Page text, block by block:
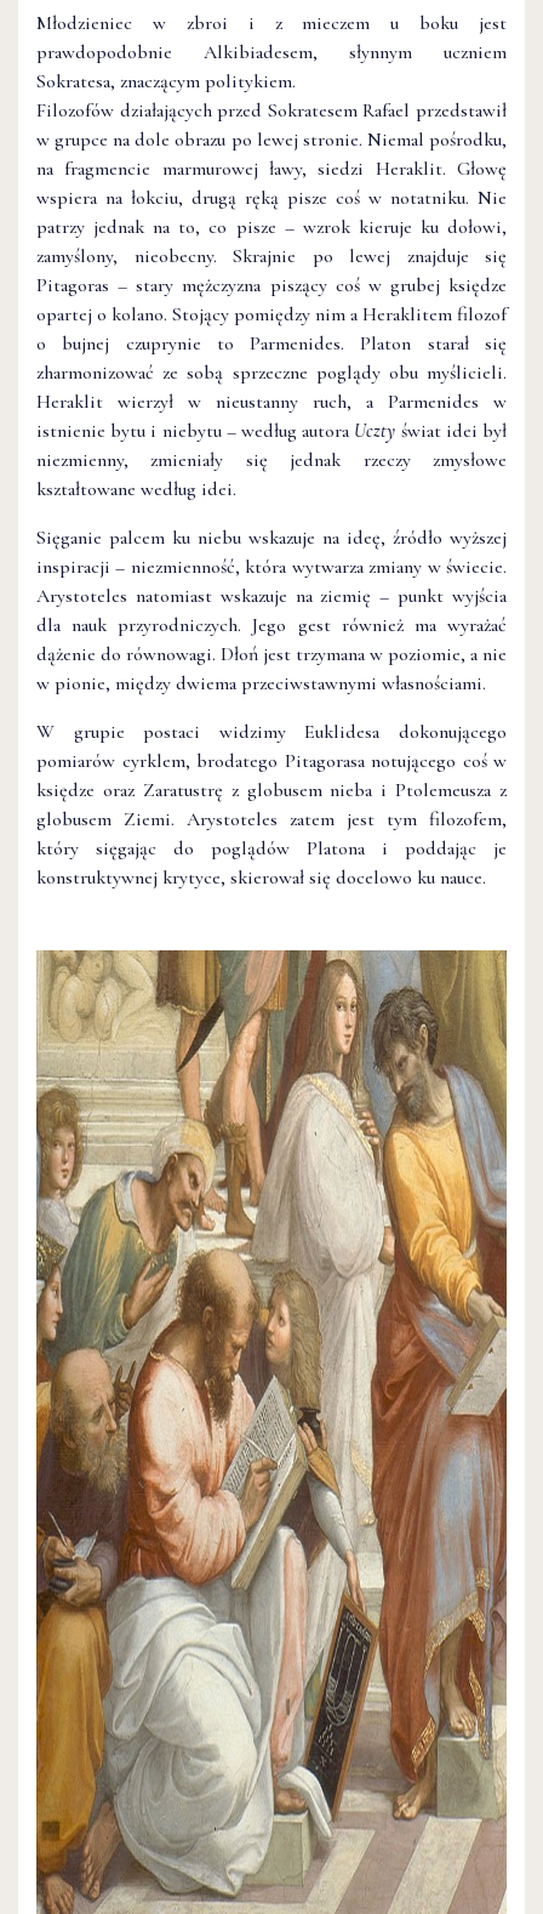
Młodzieniec w zbroi i z mieczem u boku jest
prawdopodobnie Alkibiadesem, słynnym uczniem
Sokratesa, znaczącym politykiem.
Filozofów działających przed Sokratesem Rafael przedstawił
w grupce na dole obrazu po lewej stronie. Niemal pośrodku,
na fragmencie marmurowej ławy, siedzi Heraklit. Głowę
wspiera na łokciu, drugą ręką pisze coś w notatniku. Nie
patrzy jednak na to, co pisze – wzrok kieruje ku dołowi,
zamyślony, nieobecny. Skrajnie po lewej znajduje się
Pitagoras – stary mężczyzna piszący coś w grubej księdze
opartej o kolano. Stojący pomiędzy nim a Heraklitem filozof
o bujnej czuprynie to Parmenides. Platon starał się
zharmonizować ze sobą sprzeczne poglądy obu myślicieli.
Heraklit wierzył w nieustanny ruch, a Parmenides w
istnienie bytu i niebytu – według autora Uczty świat idei był
niezmienny, zmieniały się jednak rzeczy zmysłowe
kształtowane według idei.
Sięganie palcem ku niebu wskazuje na ideę, źródło wyższej
inspiracji – niezmienność, która wytwarza zmiany w świecie.
Arystoteles natomiast wskazuje na ziemię – punkt wyjścia
dla nauk przyrodniczych. Jego gest również ma wyrażać
dążenie do równowagi. Dłoń jest trzymana w poziomie, a nie
w pionie, między dwiema przeciwstawnymi własnościami.
W grupie postaci widzimy Euklidesa dokonującego
pomiarów cyrklem, brodatego Pitagorasa notującego coś w
księdze oraz Zaratustrę z globusem nieba i Ptolemeusza z
globusem Ziemi. Arystoteles zatem jest tym filozofem,
który sięgając do poglądów Platona i poddając je
konstruktywnej krytyce, skierował się docelowo ku nauce.